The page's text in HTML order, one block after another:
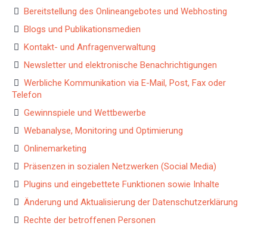
Bereitstellung des Onlineangebotes und Webhosting
Blogs und Publikationsmedien
Kontakt- und Anfragenverwaltung
Newsletter und elektronische Benachrichtigungen
Werbliche Kommunikation via E-Mail, Post, Fax oder
Telefon
Gewinnspiele und Wettbewerbe
Webanalyse, Monitoring und Optimierung
Onlinemarketing
Präsenzen in sozialen Netzwerken (Social Media)
Plugins und eingebettete Funktionen sowie Inhalte
Änderung und Aktualisierung der Datenschutzerklärung
Rechte der betroffenen Personen